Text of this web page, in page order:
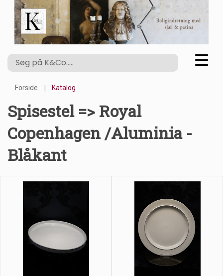
Forside Katalog
Spisestel => Royal
Copenhagen /Aluminia -
Blåkant